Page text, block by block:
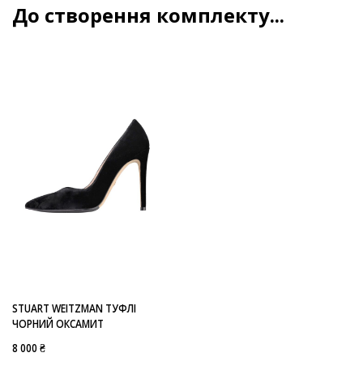
До створення комплекту...
STUART WEITZMAN ТУФЛІ
ЧОРНИЙ ОКСАМИТ
8 000 ₴